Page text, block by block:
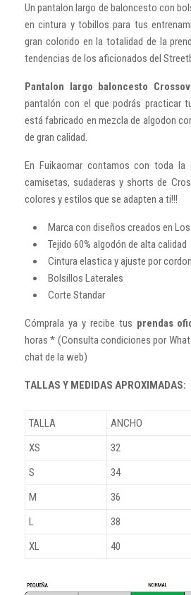
Un pantalon largo de baloncesto con
en cintura y tobillos para tus
gran colorido en la totalidad de la
tendencias de los aficionados del
Pantalon largo baloncesto
pantalón con el que podrás practicar
está fabricado en mezcla de algodon
de gran calidad.
En Fuikaomar contamos con toda la
camisetas, sudaderas y shorts de
colores y estilos que se adapten a ti!!!
Marca con diseños creados en
Tejido 60% algodón de alta calidad
Cintura elastica y ajuste por cordon
Bolsillos Laterales
Corte Standar
Cómprala ya y recibe tus prendas
horas * (Consulta condiciones por
chat de la web)
TALLAS Y MEDIDAS APROXIMADAS:
TALLA ANCHO
XS
32
S
34
M
36
L
38
XL
40